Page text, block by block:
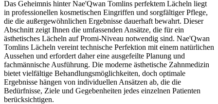
Das Geheimnis hinter Nae'Qwan Tomlins perfektem Lächeln liegt
in professionellen kosmetischen Eingriffen und sorgfältiger Pflege,
die die außergewöhnlichen Ergebnisse dauerhaft bewahrt. Dieser
Abschnitt zeigt Ihnen die umfassenden Ansätze, die für ein
ästhetisches Lächeln auf Promi-Niveau notwendig sind. Nae'Qwan
Tomlins Lächeln vereint technische Perfektion mit einem natürlichen
Aussehen und erfordert daher eine ausgefeilte Planung und
fachmännische Ausführung. Die moderne ästhetische Zahnmedizin
bietet vielfältige Behandlungsmöglichkeiten, doch optimale
Ergebnisse hängen von individuellen Ansätzen ab, die die
Bedürfnisse, Ziele und Gegebenheiten jedes einzelnen Patienten
berücksichtigen.